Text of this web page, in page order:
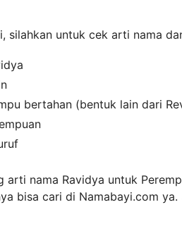
silahkan untuk cek arti nama
bertahan (bentuk lain dari
arti nama Ravidya untuk
bisa cari di Namabayi.com